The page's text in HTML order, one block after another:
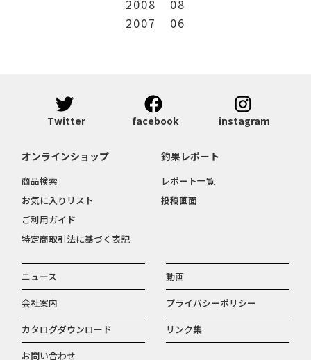
2008
08
2007
06
Twitter facebook instagram
ニュース
動画
会社案内
プライバシーポリシー
カタログダウンロード
リンク集
お問い合わせ
オンラインショップ
商品検索
お気に入りリスト
ご利用ガイド
特定商取引法に基づく表記
釣果レポート
レポート一覧
投稿画面